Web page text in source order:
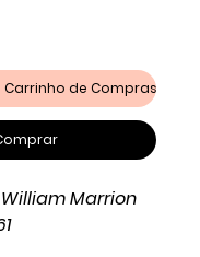
de Compras
Marrion